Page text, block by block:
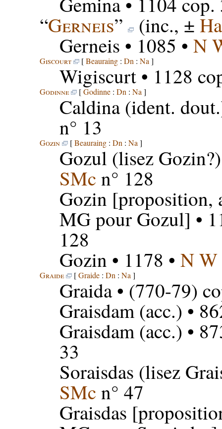
“Gerneis” (inc., ±
Gerneis • 1085 • N
Giscourt [Beauraing: Dn : Na ]
Wigiscurt• 1128
Godinne [Godinne: Dn : Na ]
Caldina(ident.
n° 13
Gozin [Beauraing: Dn : Na ]
Gozul (lisez
SMc n° 128
Gozin [proposition,
MG pour Gozul] •
128
Gozin • 1178 • N W
Graide [Graide: Dn : Na ]
Graida• (770-79)
Graisdam(acc.) •
Graisdam(acc.) •
33
Soraisdas (lisez
SMc n° 47
Graisdas